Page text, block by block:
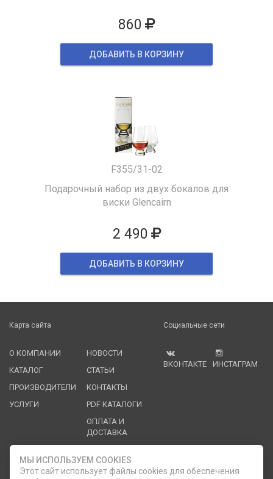
860
ДОБАВИТЬ В КОРЗИНУ
F355/31-02
Подарочный набор из двух бокалов для
виски Glencairn
2 490
ДОБАВИТЬ В КОРЗИНУ
Карта сайта
О КОМПАНИИ
КАТАЛОГ
ПРОИЗВОДИТЕЛИ
УСЛУГИ
НОВОСТИ
СТАТЬИ
КОНТАКТЫ
PDF КАТАЛОГИ
ОПЛАТА И
ДОСТАВКА
Социальные сети
ВКОНТАКТЕ ИНСТАГРАМ
Служба клиентской поддержки
МЫ ИСПОЛЬЗУЕМ COOKIES
Этот сайт использует файлы cookies для обеспечения